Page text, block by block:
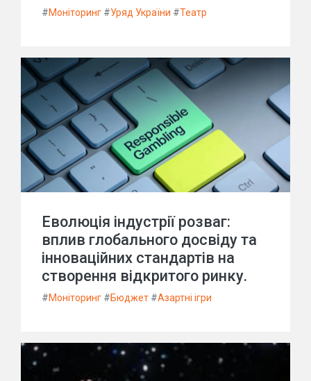
#Моніторинг #Уряд України #Театр
Еволюція індустрії розваг:
вплив глобального досвіду та
інноваційних стандартів на
створення відкритого ринку.
#Моніторинг #Бюджет #Азартні ігри